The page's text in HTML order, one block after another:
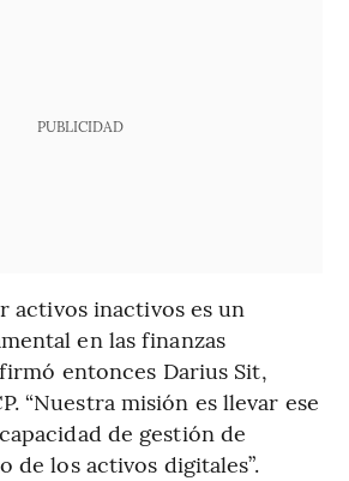
PUBLICIDAD
activos inactivos es un
en las finanzas
entonces Darius Sit,
“Nuestra misión es llevar ese
de gestión de
de los activos digitales”.